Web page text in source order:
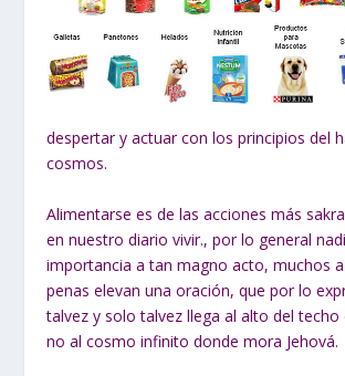
despertar y actuar con los principios del
cosmos.
Alimentarse es de las acciones más
en nuestro diario vivir., por lo general
importancia a tan magno acto, muchos
penas elevan una oración, que por lo
talvez y solo talvez llega al alto del techo
no al cosmo infinito donde mora Jehová.